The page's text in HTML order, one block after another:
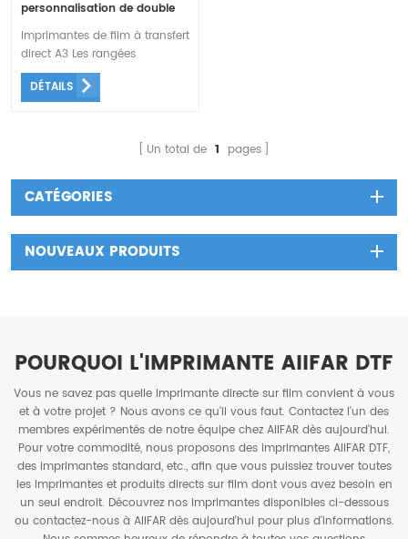
personnalisation de double
tête d'impression de vente
chaude
Imprimantes de film à transfert
direct A3 Les rangées
supérieure et inférieure de
lampes chauffantes
rend le film plus lisse et l'effet
DÉTAILS
Un total de 1 pages
CATÉGORIES
NOUVEAUX PRODUITS
POURQUOI L'IMPRIMANTE AIIFAR DTF
Vous ne savez pas quelle imprimante directe sur film convient à vous
et à votre projet ? Nous avons ce qu'il vous faut. Contactez l'un des
membres expérimentés de notre équipe chez AIIFAR dès aujourd'hui.
Pour votre commodité, nous proposons des imprimantes AIIFAR DTF,
des imprimantes standard, etc., afin que vous puissiez trouver toutes
les imprimantes et produits directs sur film dont vous avez besoin en
un seul endroit. Découvrez nos imprimantes disponibles ci-dessous
ou contactez-nous à AIIFAR dès aujourd'hui pour plus d'informations.